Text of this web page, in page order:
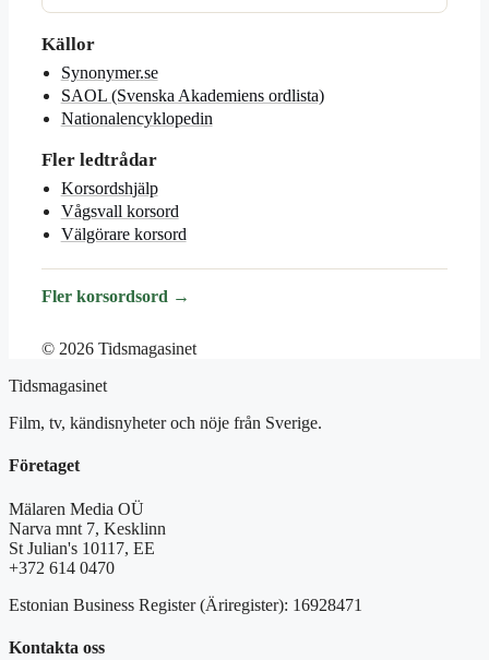
Källor
Synonymer.se
SAOL (Svenska Akademiens ordlista)
Nationalencyklopedin
Fler ledtrådar
Korsordshjälp
Vågsvall korsord
Välgörare korsord
Fler korsordsord →
© 2026 Tidsmagasinet
Tidsmagasinet
Film, tv, kändisnyheter och nöje från Sverige.
Företaget
Mälaren Media OÜ
Narva mnt 7, Kesklinn
St Julian's 10117, EE
+372 614 0470
Estonian Business Register (Äriregister): 16928471
Kontakta oss